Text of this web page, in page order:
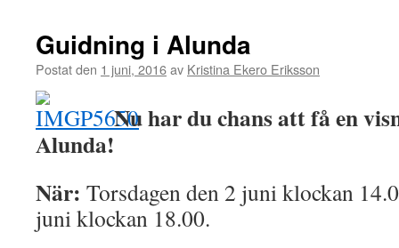
Guidning i Alunda
Postat den 1 juni, 2016av Kristina Ekero Eriksson
Nu har du chans att få en
Alunda!
När: Torsdagen den 2 juni klockan
juni klockan 18.00.